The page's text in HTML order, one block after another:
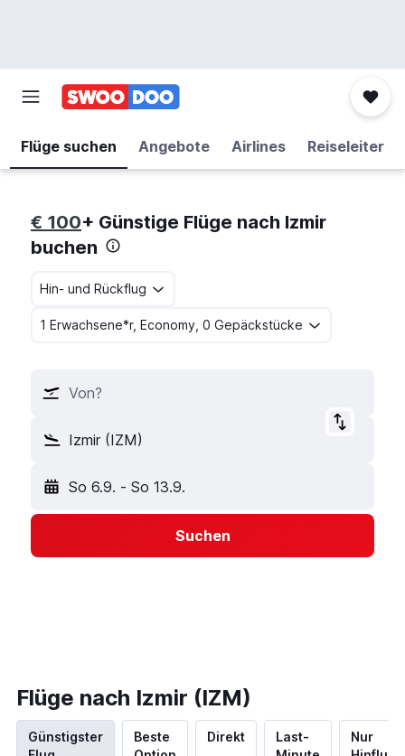
Flüge suchen Angebote Airlines Reiseleiter
€ 100+ Günstige Flüge nach Izmir
buchen
Hin- und Rückflug
1 Erwachsene*r, Economy, 0 Gepäckstücke
Von?
Izmir (IZM)
So 6.9. - So 13.9.
Suchen
Flüge nach Izmir (IZM)
Günstigster
Beste
Direkt
Last-
Nur